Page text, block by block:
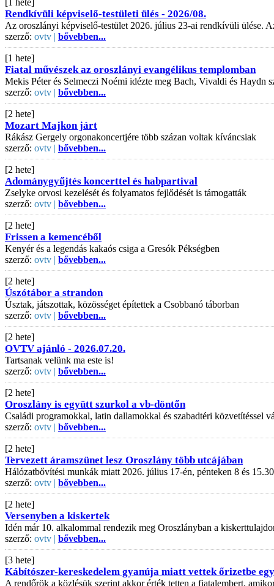
Rendkívüli képviselő-testületi ülés - 2026/08.
Az oroszlányi képviselő-testület 2026. július 23-ai rendkívüli ülése.
szerző: ovtv | bővebben...
[1 hete]
Fiatal művészek az oroszlányi evangélikus templomban
Mekis Péter és Selmeczi Noémi idézte meg Bach, Vivaldi és Haydn
szerző: ovtv | bővebben...
[2 hete]
Mozart Majkon járt
Rákász Gergely orgonakoncertjére több százan voltak kíváncsiak
szerző: ovtv | bővebben...
[2 hete]
Adománygyűjtés koncerttel és habpartival
Zselyke orvosi kezelését és folyamatos fejlődését is támogatták
szerző: ovtv | bővebben...
[2 hete]
Frissen a kemencéből
Kenyér és a legendás kakaós csiga a Gresók Pékségben
szerző: ovtv | bővebben...
[2 hete]
Úszótábor a strandon
Úsztak, játszottak, közösséget építettek a Csobbanó táborban
szerző: ovtv | bővebben...
[2 hete]
OVTV ajánló - 2026.07.20.
Tartsanak velünk ma este is!
szerző: ovtv | bővebben...
[2 hete]
Oroszlány is együtt szurkol a vb-döntőn
Családi programokkal, latin dallamokkal és szabadtéri közvetítéssel
szerző: ovtv | bővebben...
[2 hete]
Tervezett áramszünet lesz Oroszlány több utcájában
Hálózatbővítési munkák miatt 2026. július 17-én, pénteken 8 és
szerző: ovtv | bővebben...
[2 hete]
Versenyben a kiskertek
Idén már 10. alkalommal rendezik meg Oroszlányban a
szerző: ovtv | bővebben...
[3 hete]
Kábítószer-kereskedelem gyanúja miatt vettek őrizetbe
A rendőrök a közlésük szerint akkor érték tetten a fiatalembert,